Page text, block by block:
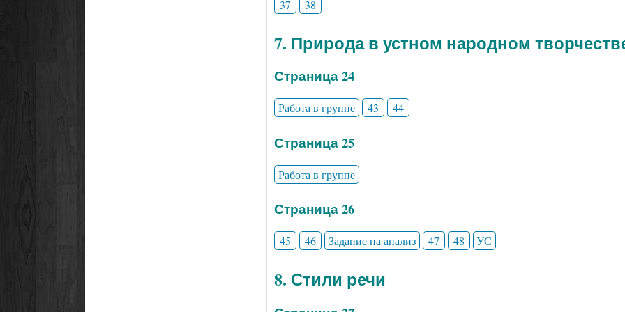
37 38
7. Природа в устном народном
Страница 24
Работа в группе 43 44
Страница 25
Работа в группе
Страница 26
45 46 Задание на анализ 47 48 УС
8. Стили речи